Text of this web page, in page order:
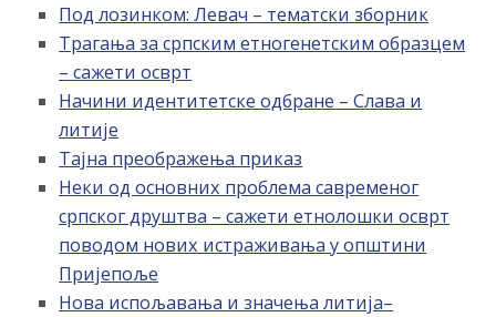
Под лозинком: Левач – тематски зборник
Трагања за српским етногенетским образцем
– сажети осврт
Начини идентитетске одбране – Слава и
литије
Тајна преображења приказ
Неки од основних проблема савременог
српског друштва – сажети етнолошки осврт
поводом нових истраживања у општини
Пријепоље
Нова испољавања и значења литија–